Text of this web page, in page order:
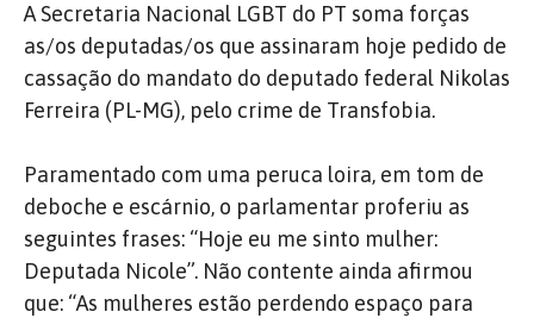
A Secretaria Nacional LGBT do PT soma forças
as/os deputadas/os que assinaram hoje pedido de
cassação do mandato do deputado federal Nikolas
Ferreira (PL-MG), pelo crime de Transfobia.
Paramentado com uma peruca loira, em tom de
deboche e escárnio, o parlamentar proferiu as
seguintes frases: “Hoje eu me sinto mulher:
Deputada Nicole”. Não contente ainda afirmou
que: “As mulheres estão perdendo espaço para